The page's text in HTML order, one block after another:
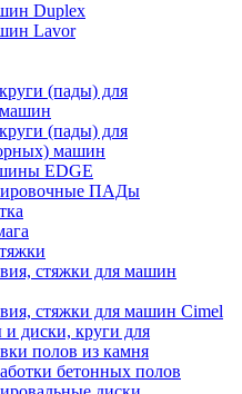
Duplex
Lavor
(пады) для
(пады) для
машин
EDGE
ПАДы
стяжки для машин
стяжки для машин Cimel
диски, круги для
полов из камня
бетонных полов